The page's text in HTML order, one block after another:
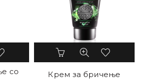
со
Крем за бричење